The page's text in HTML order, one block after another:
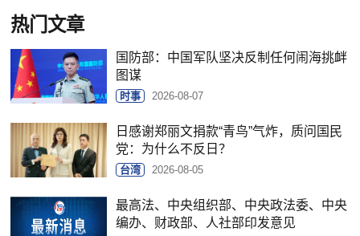
热门文章
国防部：中国军队坚决反制任何闹海挑衅
图谋
时事 2026-08-07
日感谢郑丽文捐款“青鸟”气炸，质问国民
党：为什么不反日？
台湾 2026-08-05
最高法、中央组织部、中央政法委、中央
编办、财政部、人社部印发意见